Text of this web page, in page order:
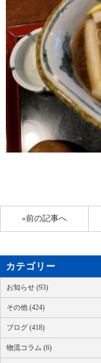
«前の記事へ
カテゴリー
お知らせ (93)
その他 (424)
ブログ (418)
物流コラム (6)